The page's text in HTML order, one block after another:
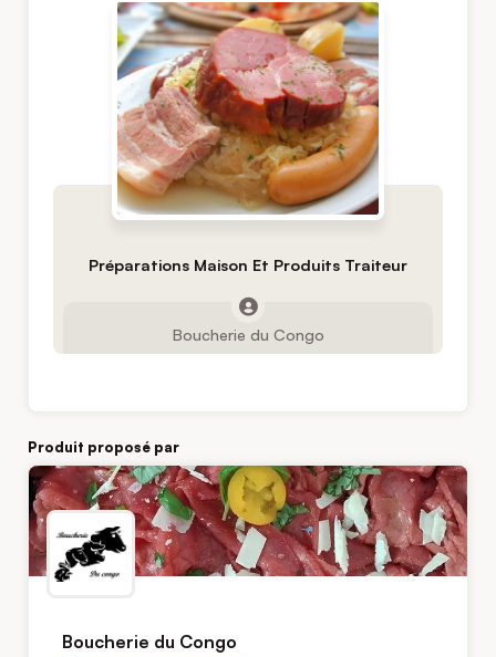
Préparations Maison Et Produits Traiteur
Boucherie du Congo
Produit proposé par
Boucherie du Congo